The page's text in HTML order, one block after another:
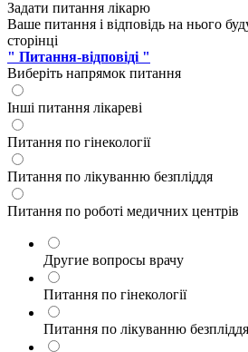
Задати питання лікарю
Ваше питання і відповідь на нього
сторінці
" Питання-відповіді "
Виберіть напрямок питання
Інші питання лікареві
Питання по гінекології
Питання по лікуванню безпліддя
Питання по роботі медичних центрів
Другие вопросы врачу
Питання по гінекології
Питання по лікуванню безпліддя